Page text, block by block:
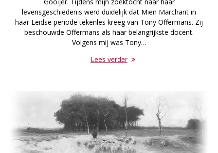
levensgeschiedenis werd duidelijk dat Mien Marchant in
haar Leidse periode tekenles kreeg van Tony Offermans. Zij
beschouwde Offermans als haar belangrijkste docent.
Volgens mij was Tony…
Lees verder